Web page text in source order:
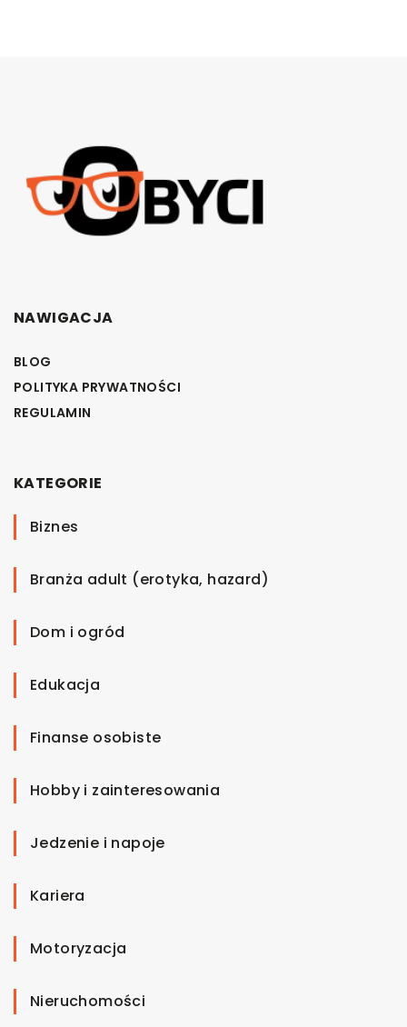
NAWIGACJA
BLOG
POLITYKA PRYWATNOŚCI
REGULAMIN
KATEGORIE
Biznes
Branża adult (erotyka, hazard)
Dom i ogród
Edukacja
Finanse osobiste
Hobby i zainteresowania
Jedzenie i napoje
Kariera
Motoryzacja
Nieruchomości